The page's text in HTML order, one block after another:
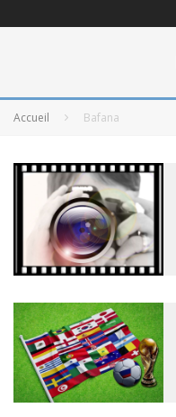
Accueil Bafana